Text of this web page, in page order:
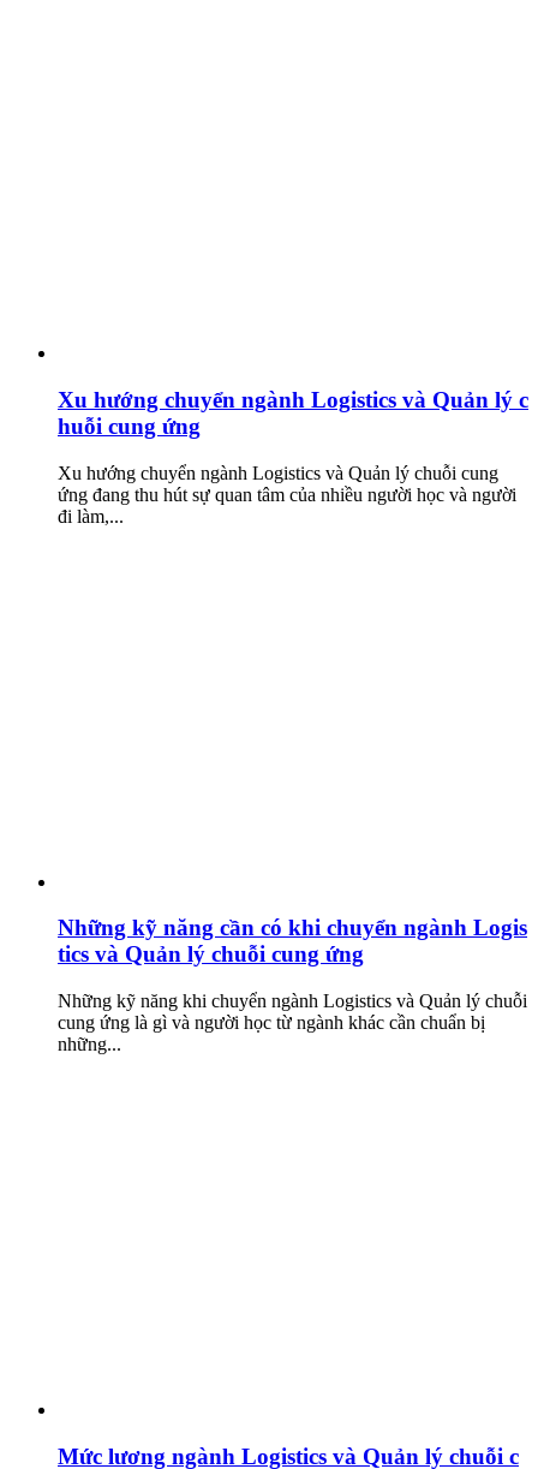
Xu hướng chuyển ngành Logistics và Quản lý c
huỗi cung ứng
Xu hướng chuyển ngành Logistics và Quản lý chuỗi cung
ứng đang thu hút sự quan tâm của nhiều người học và người
đi làm,...
Những kỹ năng cần có khi chuyển ngành Logis
tics và Quản lý chuỗi cung ứng
Những kỹ năng khi chuyển ngành Logistics và Quản lý chuỗi
cung ứng là gì và người học từ ngành khác cần chuẩn bị
những...
Mức lương ngành Logistics và Quản lý chuỗi c